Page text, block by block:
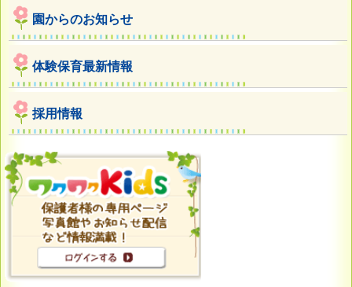
園からのお知らせ
体験保育最新情報
採用情報